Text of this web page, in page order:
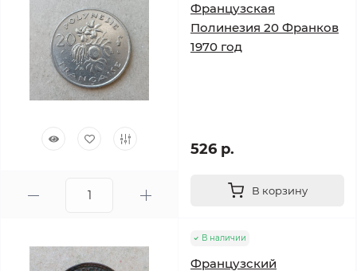
Французская
Полинезия 20 Франков
1970 год
526 р.
В корзину
В наличии
Французский